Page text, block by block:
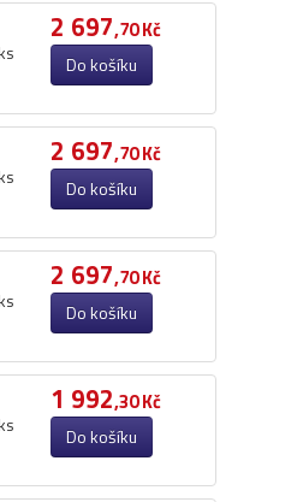
2 697,70 Kč
Do košíku
2 697,70 Kč
Do košíku
2 697,70 Kč
Do košíku
1 992,30 Kč
Do košíku